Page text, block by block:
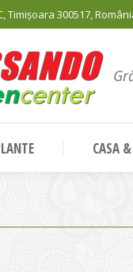
Timișoara 300517,
CASA